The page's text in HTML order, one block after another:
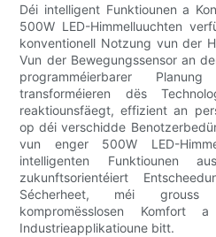
Déi intelligent Funktiounen a
500W LED-Himmelluuchten
konventionell Notzung vun der
Vun der Bewegungssensor an
programméierbarer
transforméieren dës
reaktiounsfäegt, effizient an
op déi verschidde
vun enger 500W LED-
intelligenten Funktiounen
zukunftsorientéiert
Sécherheet, méi grouss
kompromësslosen Komfort
Industrieapplikatioune bitt.